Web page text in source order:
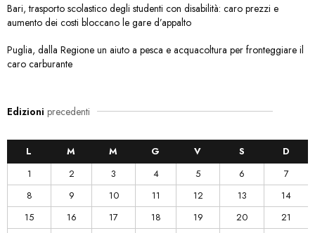
Bari, trasporto scolastico degli studenti con disabilità: caro prezzi e
aumento dei costi bloccano le gare d’appalto
Puglia, dalla Regione un aiuto a pesca e acquacoltura per fronteggiare il
caro carburante
Edizioni precedenti
L M M G V S
D
1
2 3 4 5 6
7
8
9 10 11 12 13
14
15
16 17 18 19 20
21